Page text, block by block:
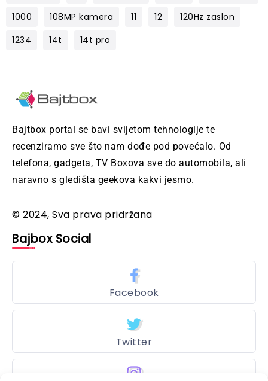
1000
108MP kamera 11 12
120Hz zaslon
1234
14t 14t pro
Bajtbox portal se bavi svijetom tehnologije te
recenziramo sve što nam dođe pod povećalo. Od
telefona, gadgeta, TV Boxova sve do automobila, ali
naravno s gledišta geekova kakvi jesmo.
© 2024, Sva prava pridržana
Bajbox Social
Facebook
Twitter